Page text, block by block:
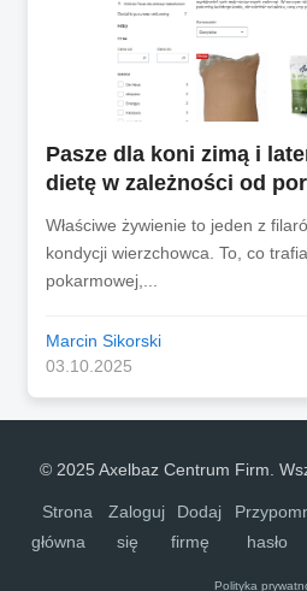
Pasze dla koni zimą i
dietę w zależności od
Właściwe żywienie to jeden z
kondycji wierzchowca. To, co
pokarmowej,...
Marcin Sikorski
03.10.2025
© 2025 Axelbaz Centrum Firm.
Strona
główna
Zaloguj
się
Dodaj
firmę
hasło
Polityka